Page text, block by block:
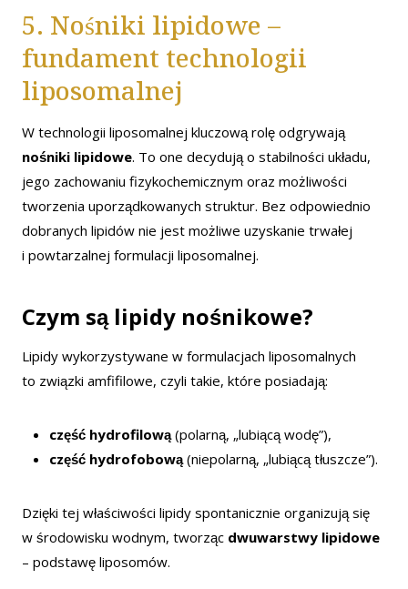
5. Nośniki lipidowe –
fundament technologii
liposomalnej
W technologii liposomalnej kluczową rolę odgrywają
nośniki lipidowe. To one decydują o stabilności układu,
jego zachowaniu fizykochemicznym oraz możliwości
tworzenia uporządkowanych struktur. Bez odpowiednio
dobranych lipidów nie jest możliwe uzyskanie trwałej
i powtarzalnej formulacji liposomalnej.
Czym są lipidy nośnikowe?
Lipidy wykorzystywane w formulacjach liposomalnych
to związki amfifilowe, czyli takie, które posiadają:
część hydrofilową(polarną, „lubiącą wodę”),
część hydrofobową(niepolarną, „lubiącą tłuszcze”).
Dzięki tej właściwości lipidy spontanicznie organizują się
w środowisku wodnym, tworząc dwuwarstwy lipidowe
– podstawę liposomów.